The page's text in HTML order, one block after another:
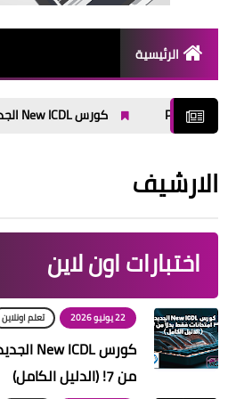
الرئيسية
منح
برامج
كورس New ICDL الجديد: 3 امتحانات فقط بدلاً من 7! (الدليل الكامل)
الارشيف
اختبارات اون لاين
22 يونيو 2026 تعلم اونلاين
من 7! (الدليل الكامل)